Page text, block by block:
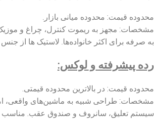
محدوده قیمت: محدوده میانی بازار.
مشخصات: مجهز به ریموت کنترل، چراغ و
به صرفه برای اکثر خانواده‌ها. لاستیک ها از جنس
رده پیشرفته و لوکس:
محدوده قیمت: در بالاترین محدوده قیمتی.
مشخصات: طراحی شبیه به ماشین‌های واقعی،
سیستم تعلیق، سانروف و صندوق عقب. مناسب